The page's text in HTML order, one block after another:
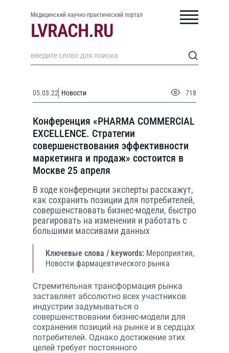
Медицинский научно-практический портал
05.03.22 Новости 718
Конференция «PHARMA COMMERCIAL
EXCELLENCE. Стратегии
совершенствования эффективности
маркетинга и продаж» состоится в
Москве 25 апреля
В ходе конференции эксперты расскажут,
как сохранить позиции для потребителей,
совершенствовать бизнес-модели, быстро
реагировать на изменения и работать с
большими массивами данных
Ключевые слова / keywords: Мероприятия,
Новости фармацевтического рынка
Стремительная трансформация рынка
заставляет абсолютно всех участников
индустрии задумываться о
совершенствовании бизнес-модели для
сохранения позиций на рынке и в сердцах
потребителей. Однако достижение этих
целей требует постоянного